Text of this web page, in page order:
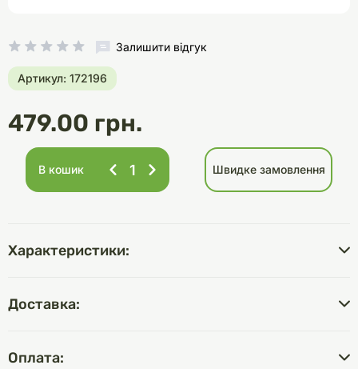
Залишити відгук
Артикул: 172196
479.00 грн.
В кошик Швидке замовлення
Характеристики:
Доставка:
Оплата: